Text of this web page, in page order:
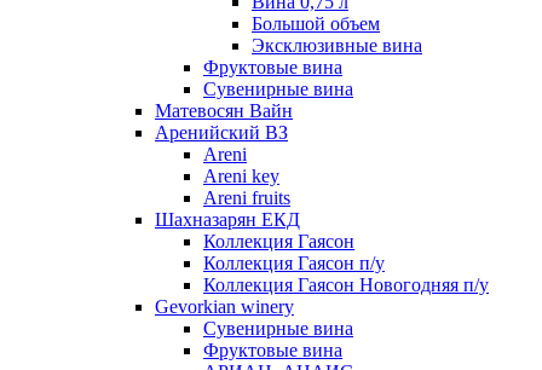
Большой объем
Эксклюзивные вина
Фруктовые вина
Cувенирные вина
Матевосян Вайн
Аренийский ВЗ
Areni
Areni key
Areni fruits
Шахназарян ЕКД
Коллекция Гаясон
Коллекция Гаясон п/у
Коллекция Гаясон Новогодняя п/у
Gevorkian winery
Сувенирные вина
Фруктовые вина